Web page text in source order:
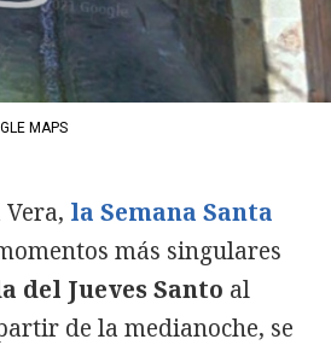
MAPS
la Semana Santa
más singulares
del Jueves Santo al
de la medianoche, se